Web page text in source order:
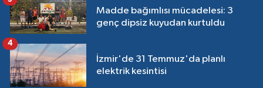
Madde bağımlısı mücadelesi: 3
genç dipsiz kuyudan kurtuldu
İzmir'de 31 Temmuz'da planlı
elektrik kesintisi
4